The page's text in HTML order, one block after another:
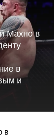
Махно в
в
и
в